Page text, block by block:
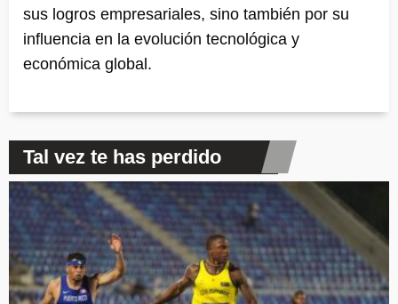
sus logros empresariales, sino también por su
influencia en la evolución tecnológica y
económica global.
Tal vez te has perdido